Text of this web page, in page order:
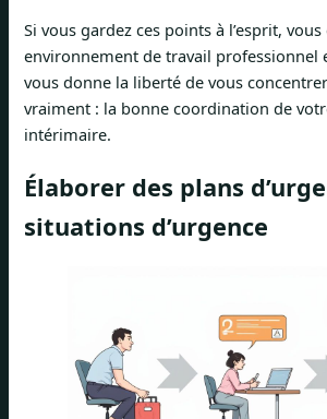
Si vous gardez ces points à l’esprit,
environnement de travail professionnel
vous donne la liberté de vous
vraiment : la bonne coordination de
intérimaire.
Élaborer des plans
situations d’urgence